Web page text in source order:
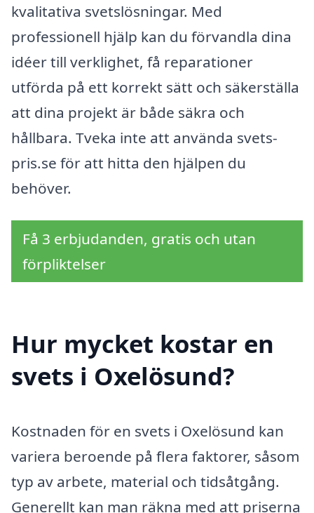
kvalitativa svetslösningar. Med
professionell hjälp kan du förvandla dina
idéer till verklighet, få reparationer
utförda på ett korrekt sätt och säkerställa
att dina projekt är både säkra och
hållbara. Tveka inte att använda svets-
pris.se för att hitta den hjälpen du
behöver.
Få 3 erbjudanden, gratis och utan
förpliktelser
Hur mycket kostar en
svets i Oxelösund?
Kostnaden för en svets i Oxelösund kan
variera beroende på flera faktorer, såsom
typ av arbete, material och tidsåtgång.
Generellt kan man räkna med att priserna